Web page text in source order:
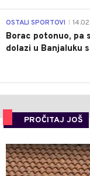
OSTALI SPORTOVI
Borac potonuo, pa
dolazi u Banjaluku
PROČITAJ JOŠ